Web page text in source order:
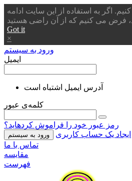
اگر به استفاده از این سایت ادامه
Got it
×
ورود به سیستم
ایمیل
آدرس ایمیل اشتباه است
کلمه‌ی عبور
رمز عبور خود را فراموش کردهاید؟
ورود به سیستم
ایجاد یک حساب کاربری
تماس با ما
مقایسه
فهرست